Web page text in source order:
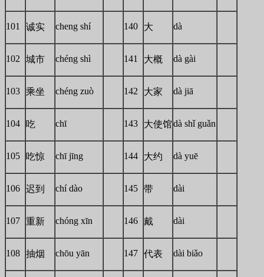
101 诚实 cheng shí 140 大 dà
102 城市 chéng shì 141 大概 dà gài
103 乘坐 chéng zuò 142 大家 dà jiā
104 吃 chī 143 大使馆dà shǐ guǎn
105 吃惊 chī jīng 144 大约 dà yuē
106 迟到 chí dào 145 带 dài
107 重新 chóng xīn 146 戴 dài
108 抽烟 chōu yān 147 代表 dài biǎo